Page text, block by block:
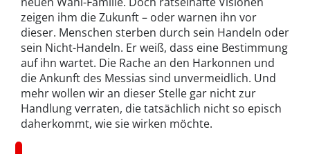
zeigen ihm die Zukunft – oder warnen ihn vor
dieser. Menschen sterben durch sein Handeln oder
sein Nicht-Handeln. Er weiß, dass eine Bestimmung
auf ihn wartet. Die Rache an den Harkonnen und
die Ankunft des Messias sind unvermeidlich. Und
mehr wollen wir an dieser Stelle gar nicht zur
Handlung verraten, die tatsächlich nicht so episch
daherkommt, wie sie wirken möchte.